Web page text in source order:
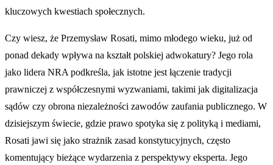
kluczowych kwestiach społecznych.
Czy wiesz, że Przemysław Rosati, mimo młodego wieku, już od
ponad dekady wpływa na kształt polskiej adwokatury? Jego rola
jako lidera NRA podkreśla, jak istotne jest łączenie tradycji
prawniczej z współczesnymi wyzwaniami, takimi jak digitalizacja
sądów czy obrona niezależności zawodów zaufania publicznego. W
dzisiejszym świecie, gdzie prawo spotyka się z polityką i mediami,
Rosati jawi się jako strażnik zasad konstytucyjnych, często
komentujący bieżące wydarzenia z perspektywy eksperta. Jego